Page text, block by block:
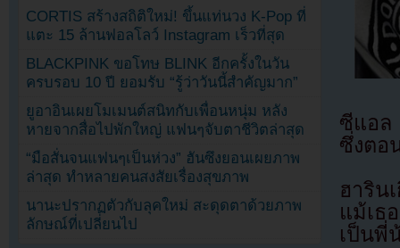
ซีแอล
ซึ่งตอ
ฮาริน
แม้เธ
เป็นพี่
CORTIS สร้างสถิติใหม่! ขึ้นแท่นวง K-Pop ที่
แตะ 15 ล้านฟอลโลว์ Instagram เร็วที่สุด
BLACKPINK ขอโทษ BLINK อีกครั้งในวัน
ครบรอบ 10 ปี ยอมรับ “รู้ว่าวันนี้สำคัญมาก”
ยูอาอินเผยโมเมนต์สนิทกับเพื่อนหนุ่ม หลัง
หายจากสื่อไปพักใหญ่ แฟนๆจับตาชีวิตล่าสุด
“มือสั่นจนแฟนๆเป็นห่วง” ฮันซึงยอนเผยภาพ
ล่าสุด ทำหลายคนสงสัยเรื่องสุขภาพ
นานะปรากฏตัวกับลุคใหม่ สะดุดตาด้วยภาพ
ลักษณ์ที่เปลี่ยนไป